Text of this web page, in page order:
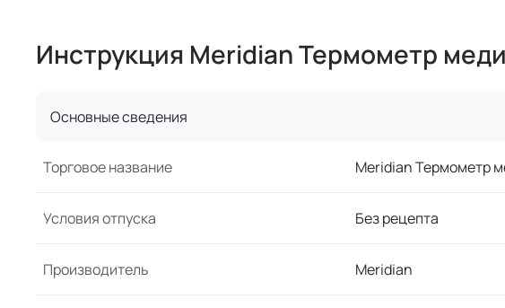
Инструкция Meridian Термометр
Основные сведения
Торговое название Meridian Термометр
Условия отпуска Без рецепта
Производитель Meridian